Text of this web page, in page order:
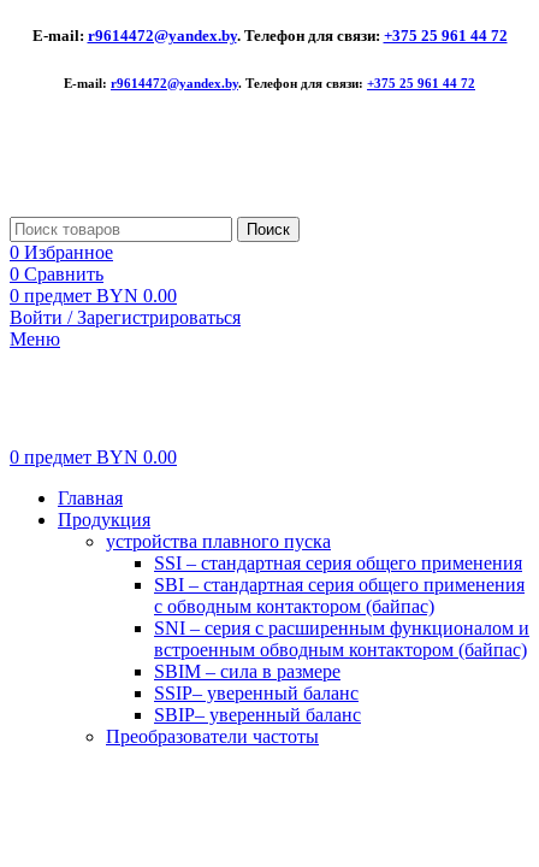
E-mail: r9614472@yandex.by. Телефон для связи: +375 25 961 44 72
E-mail: r9614472@yandex.by. Телефон для связи: +375 25 961 44 72
Поиск
0 Избранное
0 Сравнить
0 предмет BYN 0.00
Войти / Зарегистрироваться
Меню
0 предмет BYN 0.00
Главная
Продукция
устройства плавного пуска
SSI – стандартная серия общего применения
SBI – стандартная серия общего применения
с обводным контактором (байпас)
SNI – серия с расширенным функционалом и
встроенным обводным контактором (байпас)
SBIM – сила в размере
SSIP– уверенный баланс
SBIP– уверенный баланс
Преобразователи частоты